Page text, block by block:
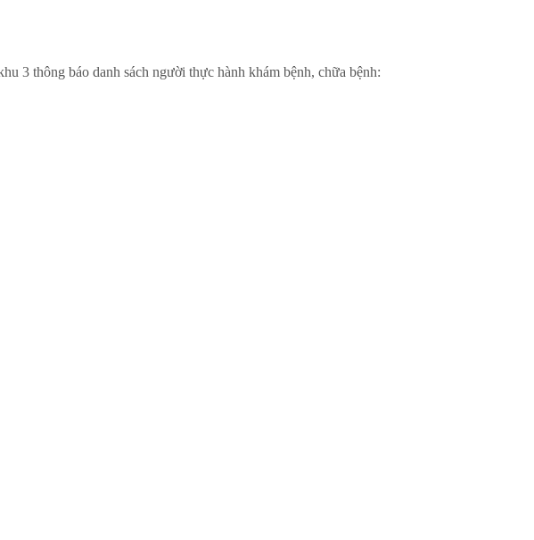
3 thông báo danh sách người thực hành khám bệnh, chữa bệnh: